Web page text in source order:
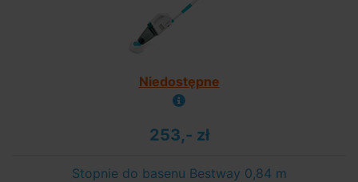
Niedostępne
253,- zł
Stopnie do basenu Bestway 0,84 m